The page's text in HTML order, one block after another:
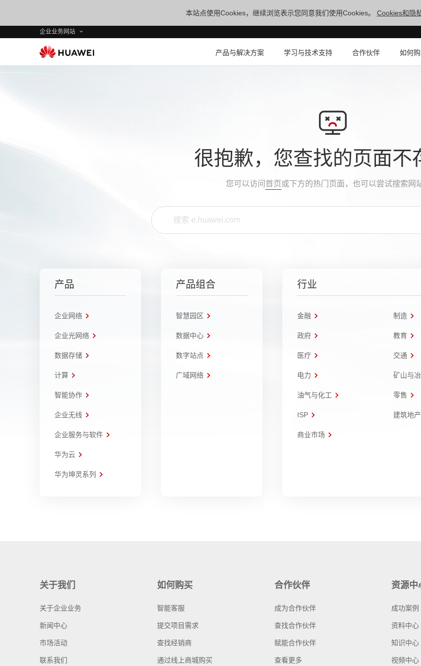
本站点使用Cookies，继续浏览表示您同意我们使用Cookies。 Cookies和隐
企业业务网站
产品与解决方案 学习与技术支持 合作伙伴 如何
很抱歉，您查找的页面不
您可以访问 首页或下方的热门页面，也可以尝试搜索网
产品
企业网络
企业光网络
数据存储
计算
智能协作
企业无线
企业服务与软件
华为云
华为坤灵系列
产品组合
智慧园区
数据中心
数字站点
广域网络
行业
金融 制造
政府 教育
医疗 交通
电力 矿山与
油气与化工 零售
ISP 建筑地产
商业市场
关于我们
关于企业业务
新闻中心
市场活动
联系我们
如何购买
智能客服
提交项目需求
查找经销商
通过线上商城购买
合作伙伴
成为合作伙伴
查找合作伙伴
赋能合作伙伴
查看更多
资源中
成功案例
资料中心
知识中心
视频中心